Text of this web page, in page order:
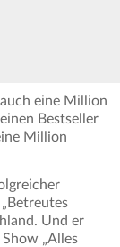
eine Million
Bestseller
Million
Und er
„Alles